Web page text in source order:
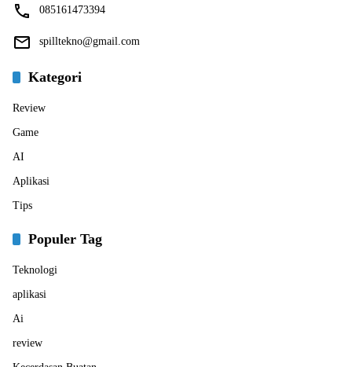
085161473394
spilltekno@gmail.com
Kategori
Review
Game
AI
Aplikasi
Tips
Populer Tag
Teknologi
aplikasi
Ai
review